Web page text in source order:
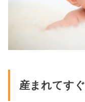
産まれてす